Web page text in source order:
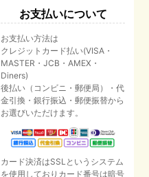
お支払いについて
お支払い方法は
クレジットカード払い(VISA・
MASTER・JCB・AMEX・
Diners)
後払い（コンビニ・郵便局）・代
金引換・銀行振込・郵便振替から
お選びいただけます。
カード決済はSSLというシステム
を使用しておりカード番号は暗号